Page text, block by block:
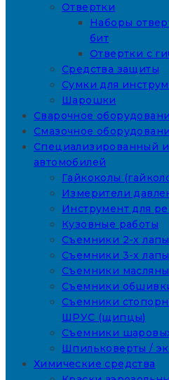
Отвертки
Наборы
бит
Отвертки с
Средства защиты
Сумки для
Шарошки
Сварочное
Смазочное
Специализированный
автомобилей
Гайкоколы
Измерители
Инструмент для
Кузовные работы
Съемники 2-х
Съемники 3-х
Съемники
Съемники
Съемники
ШРУС (щипцы)
Съемники
Шпильковерты /
Химические средства